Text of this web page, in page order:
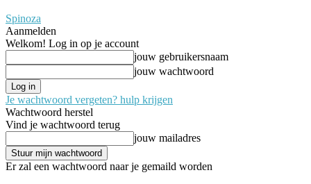
Spinoza
Aanmelden
Welkom! Log in op je account
jouw gebruikersnaam
jouw wachtwoord
Je wachtwoord vergeten? hulp krijgen
Wachtwoord herstel
Vind je wachtwoord terug
jouw mailadres
Er zal een wachtwoord naar je gemaild worden